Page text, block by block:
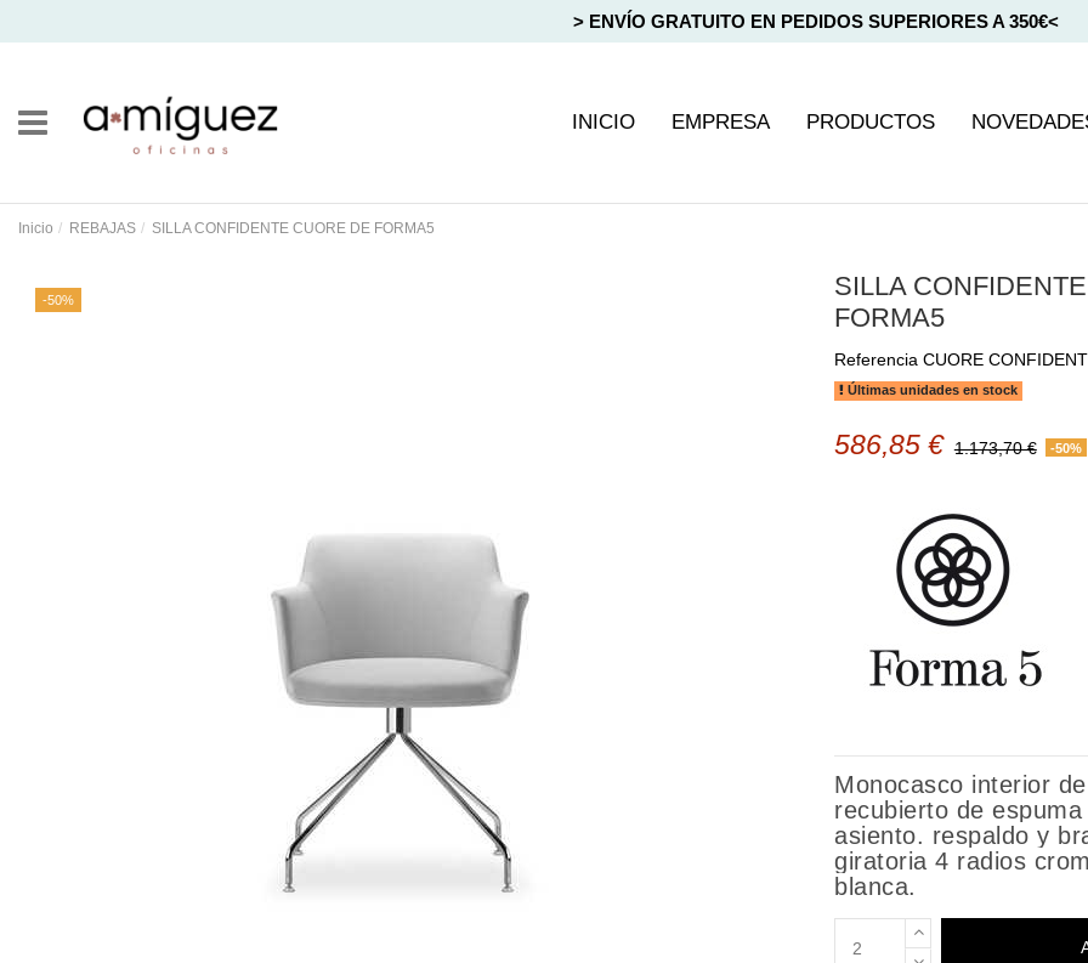
> ENVÍO GRATUITO EN PEDIDOS SUPERIORES A 350€<
INICIO EMPRESA PRODUCTOS
Inicio REBAJAS SILLA CONFIDENTE CUORE DE FORMA5
-50%
SILLA
FORMA5
Referencia CUORE
Últimas unidades en stock
586,85 € 1.173,70 € -50%
Monocasco interior
recubierto de
asiento. respaldo y
giratoria 4 radios
blanca.